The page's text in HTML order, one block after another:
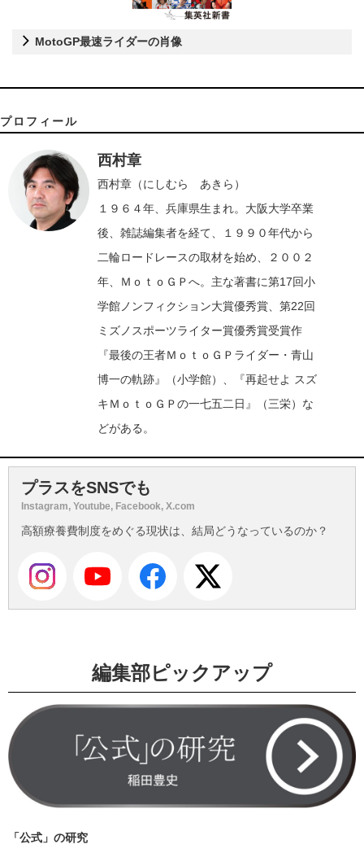
MotoGP最速ライダーの肖像
プロフィール
西村章
西村章（にしむら あきら）
１９６４年、兵庫県生まれ。大阪大学卒業
後、雑誌編集者を経て、１９９０年代から
二輪ロードレースの取材を始め、２００２
年、ＭｏｔｏＧＰへ。主な著書に第17回小
学館ノンフィクション大賞優秀賞、第22回
ミズノスポーツライター賞優秀賞受賞作
『最後の王者ＭｏｔｏＧＰライダー・青山
博一の軌跡』（小学館）、『再起せよ スズ
キＭｏｔｏＧＰの一七五二日』（三栄）な
どがある。
プラスをSNSでも
Instagram, Youtube, Facebook, X.com
高額療養費制度をめぐる現状は、結局どうなっているのか？
編集部ピックアップ
「公式」の研究